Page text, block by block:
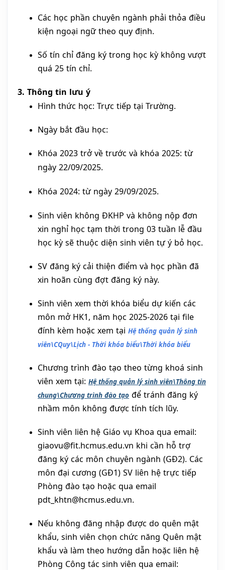
Các học phần chuyên ngành phải thỏa điều
kiện ngoại ngữ theo quy định.
Số tín chỉ đăng ký trong học kỳ không vượt
quá 25 tín chỉ.
​3. Thông tin lưu ý
​​Hình thức học: Trực tiếp tại Trường.
Ngày bắt đầu học:
Khóa 2023 trở về trước và khóa 2025: từ
ngày 22/09/2025.
Khóa 2024: từ ngày 29/09/2025.
Sinh viên không ĐKHP và không nộp đơn
xin nghỉ học tạm thời trong 03 tuần lễ đầu
học kỳ sẽ thuộc diện sinh viên tự ý bỏ học.
SV đăng ký cải thiện điểm và học phần đã
xin hoãn cùng đợt đăng ký này.
Sinh viên xem thời khóa biểu dự kiến các
môn mở HK1, năm học 2025-2026 tại file
đính kèm hoặc xem tại Hệ thống quản lý sinh
viên\CQuy\Lịch - Thời khóa biểu\Thời khóa biểu
Chương trình đào tạo theo từng khoá sinh
viên xem tại: Hệ thống quản lý sinh viên\Thông tin
chung\Chương trình đào tạo để tránh đăng ký
nhầm môn không được tính tích lũy.
Sinh viên liên hệ Giáo vụ Khoa qua email:
giaovu@fit.hcmus.edu.vn khi cần hỗ trợ
đăng ký các môn chuyên ngành (GĐ2). Các
môn đại cương (GĐ1) SV liên hệ trực tiếp
Phòng đào tạo hoặc qua email
pdt_khtn@hcmus.edu.vn.
Nếu không đăng nhập được do quên mật
khẩu, sinh viên chọn chức năng Quên mật
khẩu và làm theo hướng dẫn hoặc liên hệ
Phòng Công tác sinh viên qua email: